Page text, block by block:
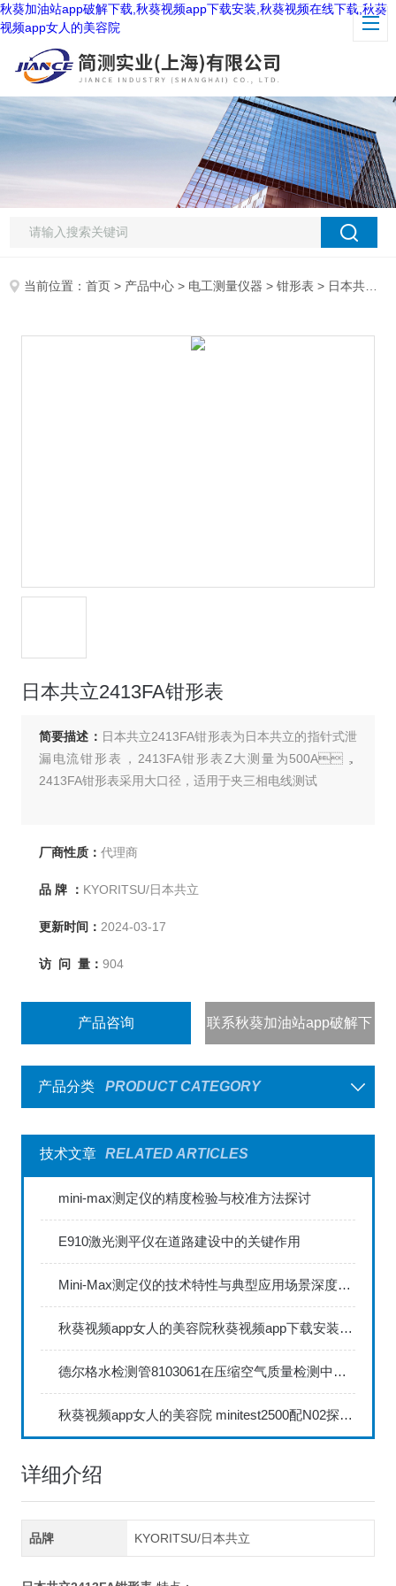
秋葵加油站app破解下载,秋葵视频app下载安装,秋葵视频在线下载,秋葵
视频app女人的美容院
当前位置：首页 > 产品中心 > 电工测量仪器 >钳形表 > 日本共立2413FA钳形表
日本共立2413FA钳形表
简要描述： 日本共立2413FA钳形表为日本共立的指针式泄
漏电流钳形表，2413FA钳形表Z大测量为500A，
2413FA钳形表采用大口径，适用于夹三相电线测试
厂商性质： 代理商
品 牌 ： KYORITSU/日本共立
更新时间： 2024-03-17
访 问 量： 904
产品咨询 联系秋葵加油站app破解下
载
产品分类
PRODUCT CATEGORY
技术文章 RELATED ARTICLES
mini-max测定仪的精度检验与校准方法探讨
E910激光测平仪在道路建设中的关键作用
Mini-Max测定仪的技术特性与典型应用场景深度解读
秋葵视频app女人的美容院秋葵视频app下载安装735FN1.5正确的校准步骤
德尔格水检测管8103061在压缩空气质量检测中的应用
秋葵视频app女人的美容院 minitest2500配N02探头如何两点校准？
详细介绍
品牌 KYORITSU/日本共立